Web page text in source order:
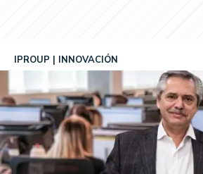
IPROUP INNOVACIÓN